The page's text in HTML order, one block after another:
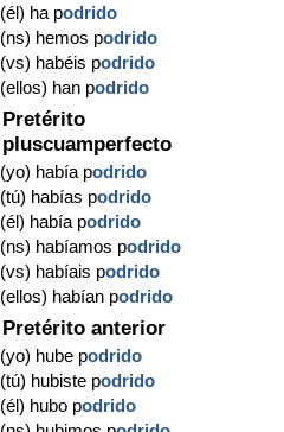
(él) ha podrido
(ns) hemos podrido
(vs) habéis podrido
(ellos) han podrido
Pretérito
pluscuamperfecto
(yo) había podrido
(tú) habías podrido
(él) había podrido
(ns) habíamos podrido
(vs) habíais podrido
(ellos) habían podrido
Pretérito anterior
(yo) hube podrido
(tú) hubiste podrido
(él) hubo podrido